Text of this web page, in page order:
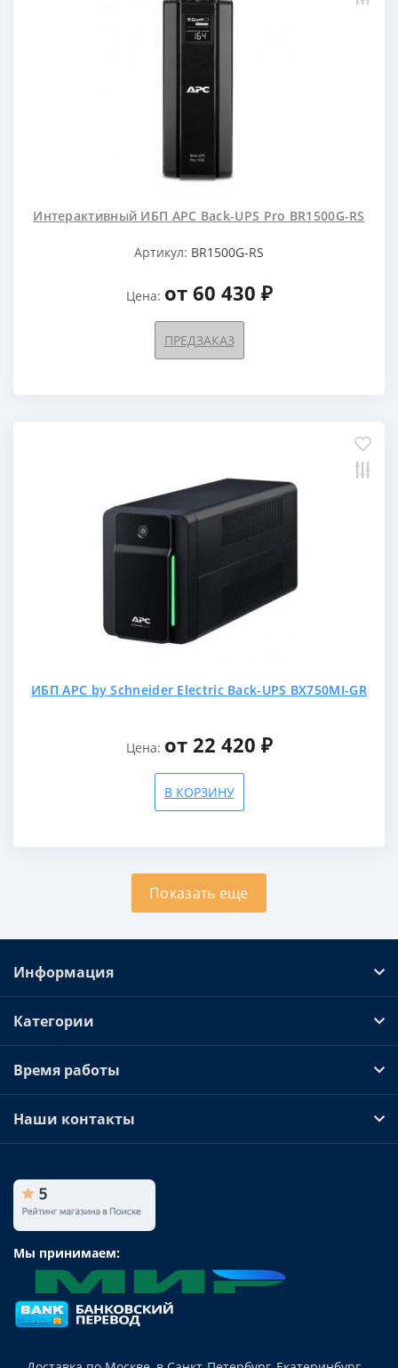
Интерактивный ИБП APC Back-UPS Pro BR1500G-RS
Артикул: BR1500G-RS
Цена: от 60 430 ₽
ПРЕДЗАКАЗ
ИБП APC by Schneider Electric Back-UPS BX750MI-GR
Цена: от 22 420 ₽
В КОРЗИНУ
Показать еще
Информация
Категории
Время работы
Наши контакты
Мы принимаем: